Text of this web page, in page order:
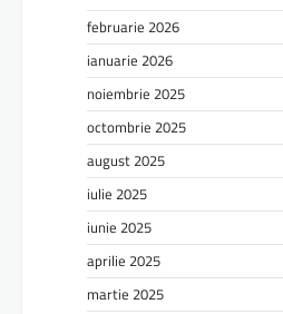
februarie 2026
ianuarie 2026
noiembrie 2025
octombrie 2025
august 2025
iulie 2025
iunie 2025
aprilie 2025
martie 2025